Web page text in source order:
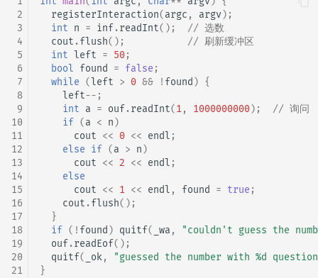
Min_25 筛
二次域
矩阵树定理
LGV 引理
最大团搜索算法
支配树
图上随机游走
2
3
4
5
6
7
8
9
10
11
12
13
14
15
16
17
18
19
20
21
registerInteraction(argc , argv);
int n = inf.readInt();
// 选数
cout .flush();
// 刷新缓冲区
int left = 50;
bool found = false ;
while (left > 0 && ! found ) {
left-- ;
int a = ouf.readInt(1 , 1000000000);
// 询问
if (a < n)
cout << 0 << endl ;
else if (a > n)
cout << 2 << endl ;
else
cout << 1 << endl , found = true ;
cout .flush();
}
if ( ! found ) quitf( _wa ,
"couldn't guess the
ouf.readEof();
quitf( _ok,
"guessed the number with %d
}